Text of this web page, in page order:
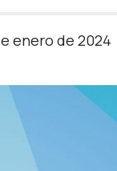
enero de 2024